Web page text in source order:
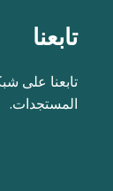
تابعنا
تابعنا على
المستجدات.